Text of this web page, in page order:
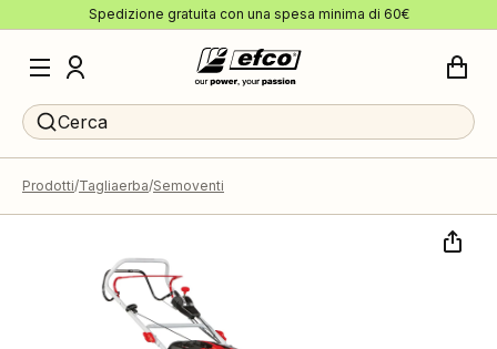
Spedizione gratuita con una spesa minima di 60€
Cerca
Prodotti Tagliaerba Semoventi